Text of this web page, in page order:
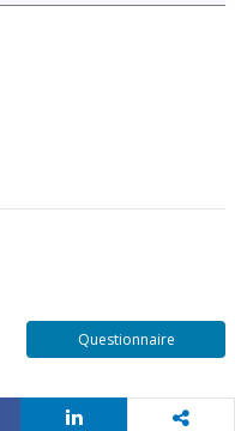
Questionnaire